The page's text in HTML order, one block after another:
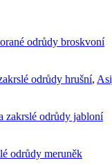
odrůdy broskvoní
odrůdy hrušní,
zakrslé odrůdy jabloní
odrůdy meruněk